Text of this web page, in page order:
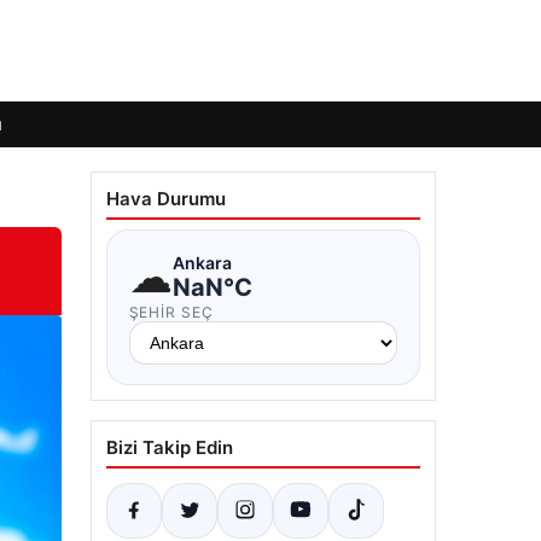
Hava Durumu
☁Ankara
NaN°C
ŞEHIR SEÇ
Bizi Takip Edin